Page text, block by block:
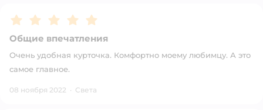
Рейтинг:5
Общие впечатления
Очень удобная курточка. Комфортно моему любимцу. А это
самое главное.
08 ноября 2022 · Света